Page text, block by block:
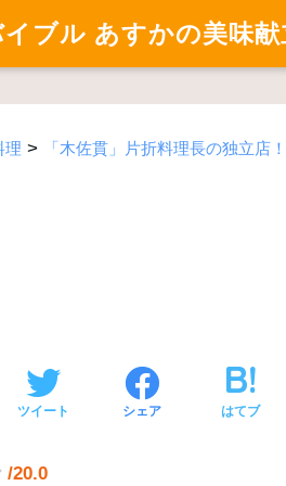
ブル あすかの美味献
理 > 「木佐貫」片折料理長の独立店
ツイート シェア はてブ
/20.0